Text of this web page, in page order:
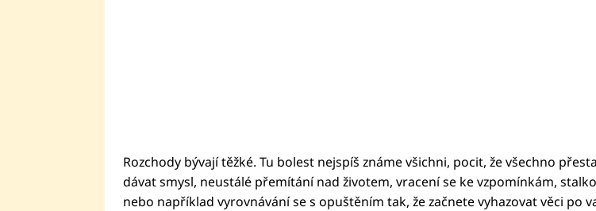
Rozchody bývají těžké. Tu bolest nejspíš známe všichni, pocit, že všechno
dávat smysl, neustálé přemítání nad životem, vracení se ke vzpomínkám,
nebo například vyrovnávání se s opuštěním tak, že začnete vyhazovat věci po